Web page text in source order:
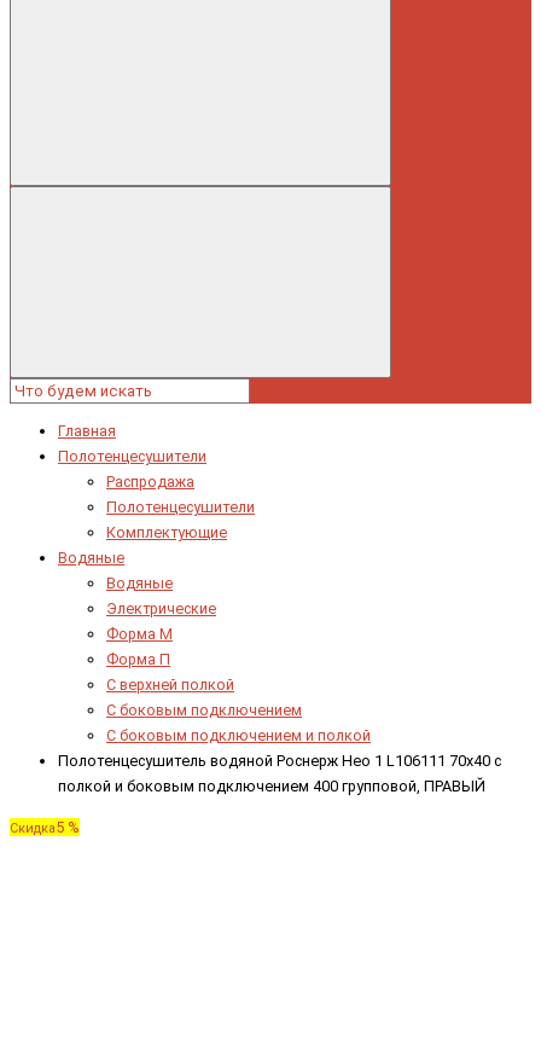
Главная
Полотенцесушители
Распродажа
Полотенцесушители
Комплектующие
Водяные
Водяные
Электрические
Форма М
Форма П
C верхней полкой
C боковым подключением
C боковым подключением и полкой
Полотенцесушитель водяной Роснерж Нео 1 L106111 70x40 с
полкой и боковым подключением 400 групповой, ПРАВЫЙ
Скидка5 %